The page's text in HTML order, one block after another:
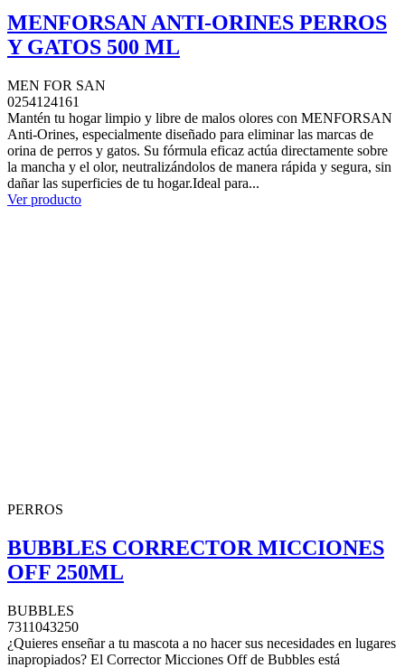
MENFORSAN ANTI-ORINES PERROS
Y GATOS 500 ML
MEN FOR SAN
0254124161
Mantén tu hogar limpio y libre de malos olores con MENFORSAN
Anti-Orines, especialmente diseñado para eliminar las marcas de
orina de perros y gatos. Su fórmula eficaz actúa directamente sobre
la mancha y el olor, neutralizándolos de manera rápida y segura, sin
dañar las superficies de tu hogar.Ideal para...
Ver producto
PERROS
BUBBLES CORRECTOR MICCIONES
OFF 250ML
BUBBLES
7311043250
¿Quieres enseñar a tu mascota a no hacer sus necesidades en lugares
inapropiados? El Corrector Micciones Off de Bubbles está